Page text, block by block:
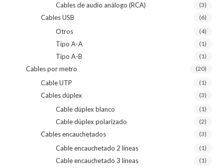
Cables de audio análogo (RCA) (3)
Cables USB (6)
Otros (4)
Tipo A-A (1)
Tipo A-B (1)
Cables por metro (20)
Cable UTP (1)
Cables dúplex (3)
Cable dúplex blanco (1)
Cable dúplex polarizado (2)
Cables encauchetados (3)
Cable encauchetado 2 líneas (1)
Cable encauchetado 3 líneas (1)